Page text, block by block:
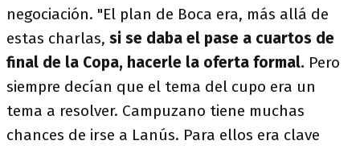
negociación. "El plan de Boca era, más allá de
estas charlas, si se daba el pase a cuartos de
final de la Copa, hacerle la oferta formal. Pero
siempre decían que el tema del cupo era un
tema a resolver. Campuzano tiene muchas
chances de irse a Lanús. Para ellos era clave